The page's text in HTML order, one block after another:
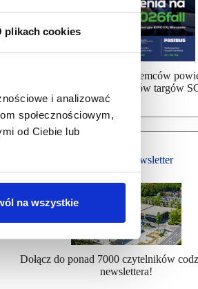
plikach cookies
i analizować
społecznościowym,
od Ciebie lub
na wszystkie
Bezpłatna wysyłka dla najemców
handlowej, uczestników targów
Bezpłatny Newsletter
Dołącz do ponad 7000 czytelników
newslettera!